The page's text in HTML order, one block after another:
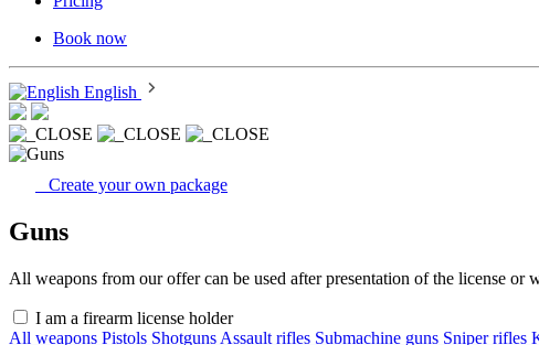
Book now
English
Create your own package
Guns
All weapons from our offer can be used after presentation of the license or
I am a firearm license holder
All weapons Pistols Shotguns Assault rifles Submachine guns Sniper rifles